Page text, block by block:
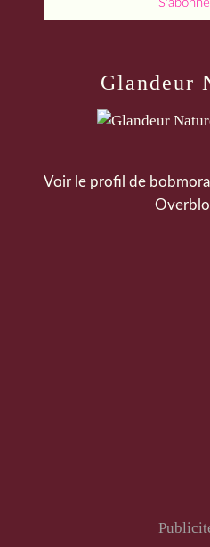
Glandeur
Voir le profil de